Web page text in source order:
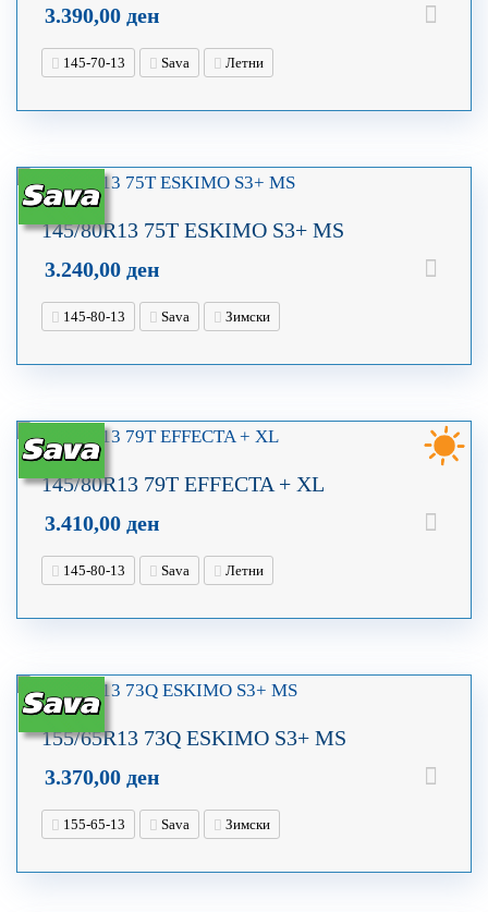
3.390,00 ден
145-70-13 Sava Летни
145/80R13 75T ESKIMO S3+ MS
3.240,00 ден
145-80-13 Sava Зимски
145/80R13 79T EFFECTA + XL
3.410,00 ден
145-80-13 Sava Летни
155/65R13 73Q ESKIMO S3+ MS
3.370,00 ден
155-65-13 Sava Зимски